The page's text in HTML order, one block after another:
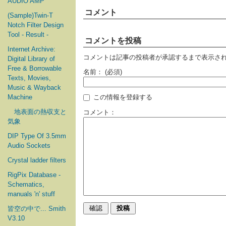
(Sample)Twin-T
Notch Filter Design
Tool - Result -
Internet Archive:
Digital Library of
Free & Borrowable
Texts, Movies,
Music & Wayback
Machine
地表面の熱収支と
気象
DIP Type Of 3.5mm
Audio Sockets
Crystal ladder filters
RigPix Database -
Schematics,
manuals 'n' stuff
皆空の中で... Smith
V3.10
コメント
コメントを投稿
コメントは記事の投稿者が承認するまで表示さ
名前： (必須)
この情報を登録する
コメント：